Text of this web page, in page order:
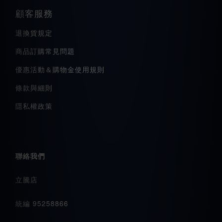
顧客服務
退換貨規定
商品訂購常見問題
優惠活動＆購物金使用規則
條款與細則
隱私權政策
聯絡我們
立騰店
統編 95258866